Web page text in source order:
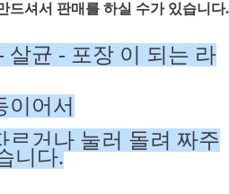
드셔서 판매를 하실 수가 있습니다.
살균 - 포장 이 되는 라
이어서
르거나 눌러 돌려 짜주
니다.